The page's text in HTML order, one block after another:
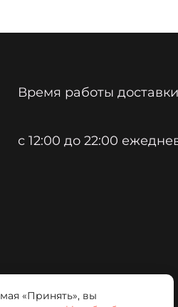
Время работы доставки
с 12:00 до 22:00
«Принять», вы